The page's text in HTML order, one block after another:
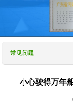
常见问题
小心驶得万年